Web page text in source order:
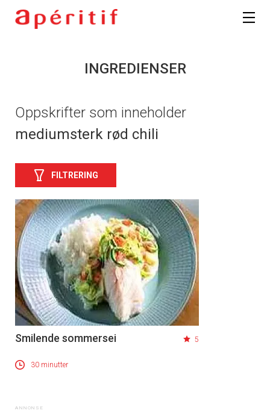
INGREDIENSER
Oppskrifter som inneholder
mediumsterk rød chili
FILTRERING
Smilende sommersei 5
30 minutter